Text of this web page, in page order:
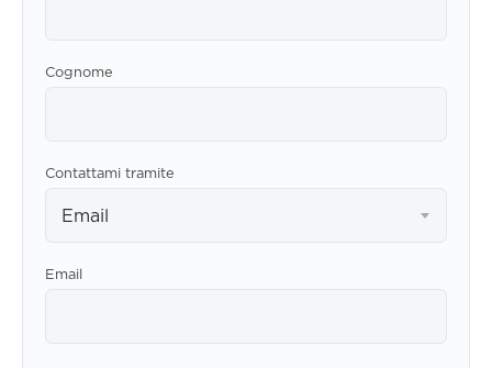
Cognome
Contattami tramite
Email
Email